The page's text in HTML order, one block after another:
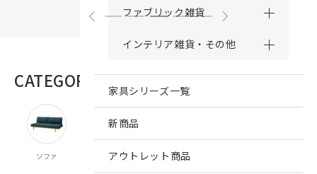
ファブリック雑貨
インテリア雑貨・その他
家具シリーズ一覧
新商品
アウトレット商品
CATEGORY 商品カテゴリー
ソファ
チェア・ベンチ
テーブル